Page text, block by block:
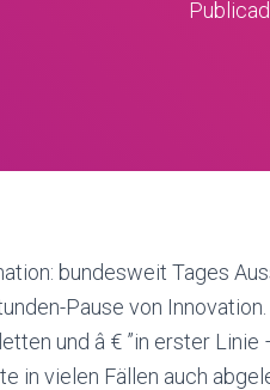
bundesweit Tages
Pause von
und â € ”in erster
in vielen Fällen auch